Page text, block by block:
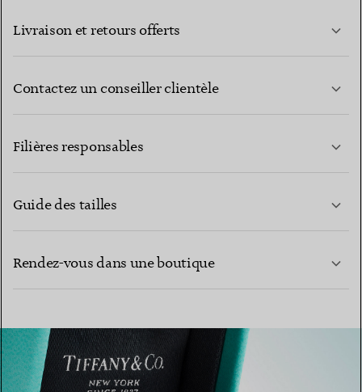
Livraison et retours offerts
Contactez un conseiller clientèle
Filières responsables
Guide des tailles
Rendez-vous dans une boutique
TROUVEZ LA BOUTIQUE LA PLUS PROCHE